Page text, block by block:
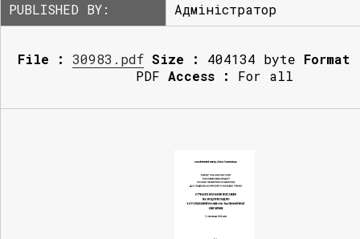
PUBLISHED BY:
Адміністратор
File : 30983.pdf Size : 404134 byte Format
PDF Access : For all